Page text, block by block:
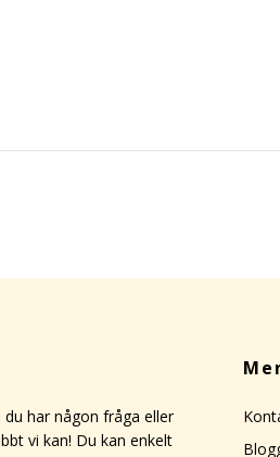
har någon fråga eller
vi kan! Du kan enkelt